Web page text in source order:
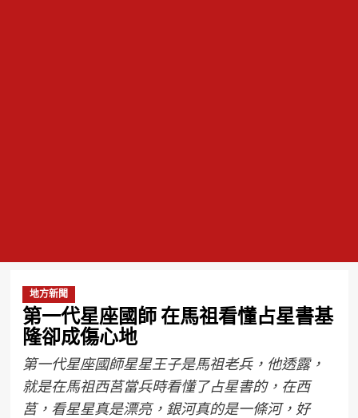
地方新聞
第一代星座國師 在馬祖看懂占星書基
隆卻成傷心地
第一代星座國師星星王子是馬祖老兵，他透露，
就是在馬祖西莒當兵時看懂了占星書的，在西
莒，看星星真是漂亮，銀河真的是一條河，好